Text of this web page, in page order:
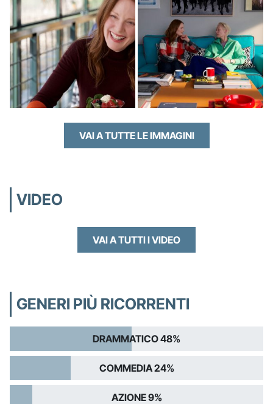
VAI A TUTTE LE IMMAGINI
VIDEO
VAI A TUTTI I VIDEO
GENERI PIÙ RICORRENTI
DRAMMATICO 48%
COMMEDIA 24%
AZIONE 9%